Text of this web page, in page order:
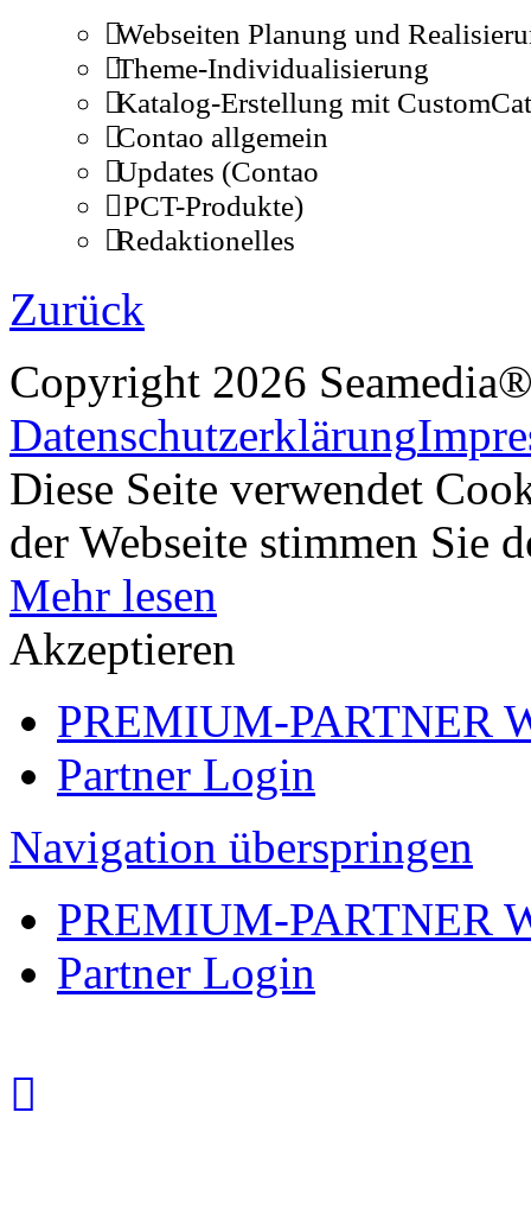
Webseiten Planung und
Theme-Individualisierung
Katalog-Erstellung mit
Contao allgemein
Updates (Contao
PCT-Produkte)
Redaktionelles
Zurück
Copyright 2026
Datenschutzerklärung
Diese Seite verwendet
der Webseite stimmen Sie
Mehr lesen
Akzeptieren
PREMIUM-PARTNER
Partner Login
Navigation überspringen
PREMIUM-PARTNER
Partner Login